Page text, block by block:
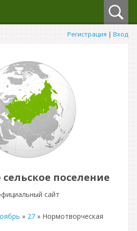
Регистрация | Вход
сельское поселение
сайт
» 27 » Нормотворческая